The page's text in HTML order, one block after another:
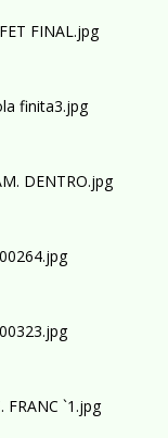
FINAL.jpg
finita3.jpg
DENTRO.jpg
FRANC `1.jpg